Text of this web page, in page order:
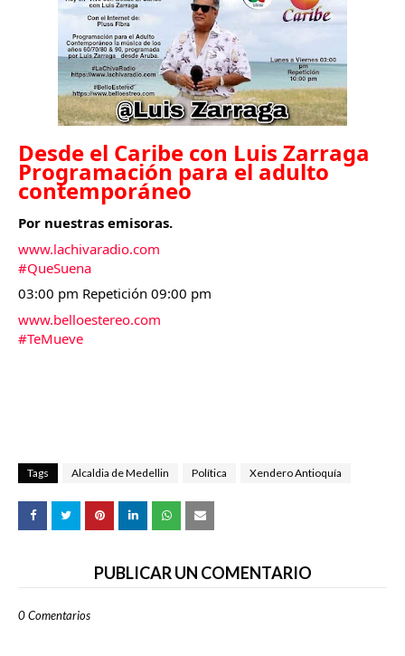
Desde el Caribe con Luis Zarraga
Programación para el adulto
contemporáneo
Por nuestras emisoras.
www.lachivaradio.com
#QueSuena
03:00 pm Repetición 09:00 pm
www.belloestereo.com
#TeMueve
Tags Alcaldia de Medellin Política Xendero Antioquía
PUBLICAR UN COMENTARIO
0 Comentarios